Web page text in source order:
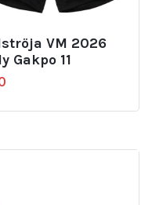
VM 2026
Gakpo 11